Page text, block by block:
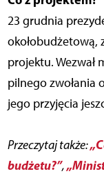
23 grudnia
okołobudżetową,
projektu. Wezwał
pilnego zwołania
jego przyjęcia
Przeczytaj także:
budżetu?”,